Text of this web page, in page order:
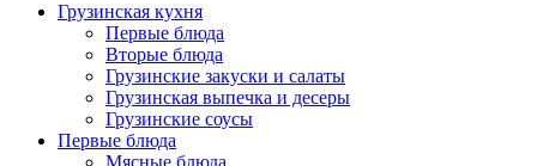
Грузинская кухня
Первые блюда
Вторые блюда
Грузинские закуски и салаты
Грузинская выпечка и десеры
Грузинские соусы
Первые блюда
Мясные блюда